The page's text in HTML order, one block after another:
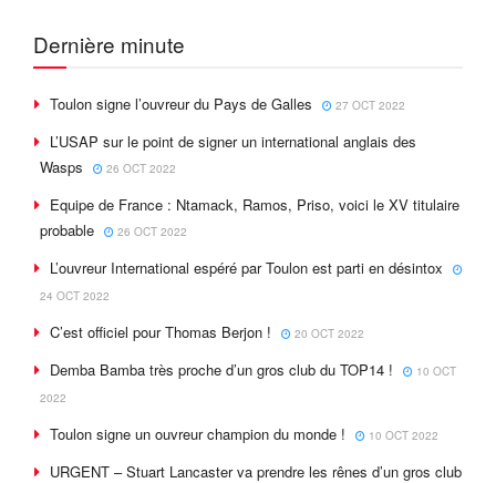
Dernière minute
Toulon signe l’ouvreur du Pays de Galles 27 OCT 2022
L’USAP sur le point de signer un international anglais des
Wasps
26 OCT 2022
Equipe de France : Ntamack, Ramos, Priso, voici le XV titulaire
probable
26 OCT 2022
L’ouvreur International espéré par Toulon est parti en désintox
24 OCT 2022
C’est officiel pour Thomas Berjon ! 20 OCT 2022
Demba Bamba très proche d’un gros club du TOP14 !
10 OCT
2022
Toulon signe un ouvreur champion du monde ! 10 OCT 2022
URGENT – Stuart Lancaster va prendre les rênes d’un gros club